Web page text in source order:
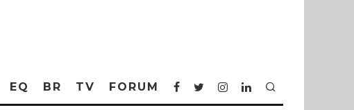
EQ BR TV FORUM